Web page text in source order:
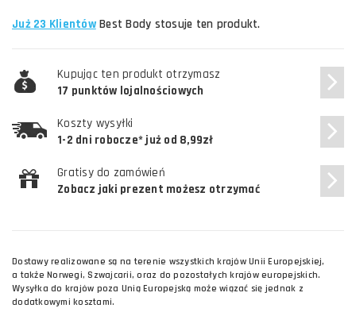
Już 23 KlientówBest Body stosuje ten produkt.
Kupując ten produkt otrzymasz
17 punktów lojalnościowych
Koszty wysyłki
1-2 dni robocze* już od 8,99zł
Gratisy do zamówień
Zobacz jaki prezent możesz otrzymać
Dostawy realizowane są na terenie wszystkich krajów Unii Europejskiej,
a także Norwegi, Szwajcarii, oraz do pozostałych krajów europejskich.
Wysyłka do krajów poza Unią Europejską może wiązać się jednak z
dodatkowymi kosztami.